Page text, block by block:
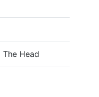
The Head